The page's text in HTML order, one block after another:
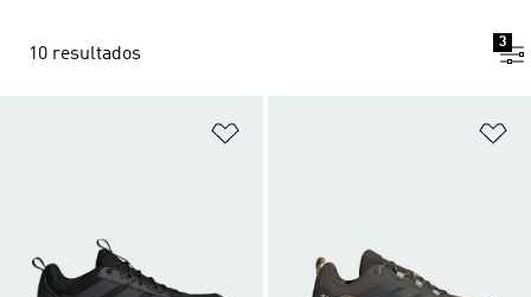
10 resultados
3